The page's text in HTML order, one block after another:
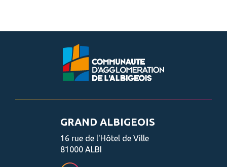
GRAND ALBIGEOIS
16 rue de l'Hôtel de Ville
81000 ALBI